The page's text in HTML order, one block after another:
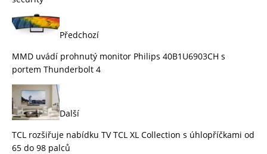
Předchozí
MMD uvádí prohnutý monitor Philips 40B1U6903CH s
portem Thunderbolt 4
Další
TCL rozšiřuje nabídku TV TCL XL Collection s úhlopříčkami od
65 do 98 palců